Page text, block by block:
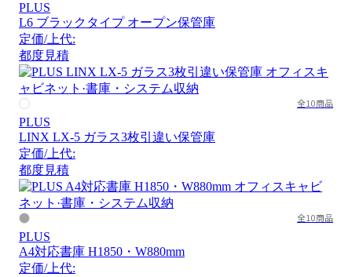
PLUS
L6 ブラックタイプ オープン保管庫
定価/上代:
都度見積
全10商品
PLUS
LINX LX-5 ガラス3枚引違い保管庫
定価/上代:
都度見積
全10商品
PLUS
A4対応書庫 H1850・W880mm
定価/上代: